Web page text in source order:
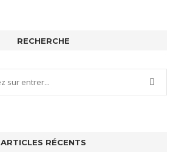
RECHERCHE
ARTICLES RÉCENTS